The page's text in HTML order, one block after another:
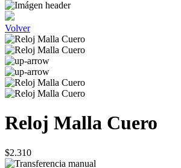
Volver
Reloj Malla Cuero
$2.310